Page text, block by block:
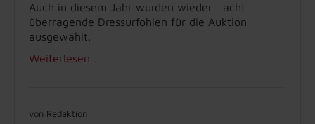
Auch in diesem Jahr wurden wieder acht
überragende Dressurfohlen für die Auktion
ausgewählt.
Weiterlesen …
von Redaktion